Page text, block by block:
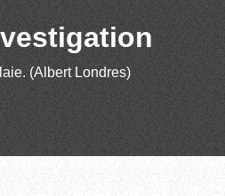
(Albert Londres)